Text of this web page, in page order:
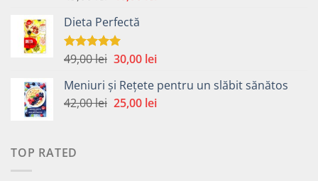
a
fost:
49,00 lei.
Dieta Perfectă
Evaluat la
49,00lei Prețul
a
fost:
30,00 leiPrețul
este:
30,00 lei.
Meniuri și Rețete pentru un slăbit sănătos
42,00lei Prețul
25,00 leiPrețul
TOP RATED